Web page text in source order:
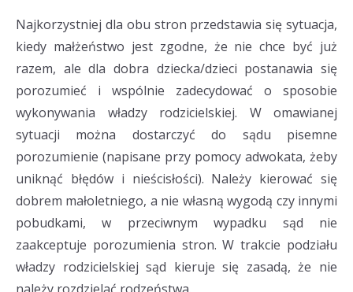
Najkorzystniej dla obu stron przedstawia się sytuacja,
kiedy małżeństwo jest zgodne, że nie chce być już
razem, ale dla dobra dziecka/dzieci postanawia się
porozumieć i wspólnie zadecydować o sposobie
wykonywania władzy rodzicielskiej. W omawianej
sytuacji można dostarczyć do sądu pisemne
porozumienie (napisane przy pomocy adwokata, żeby
uniknąć błędów i nieścisłości). Należy kierować się
dobrem małoletniego, a nie własną wygodą czy innymi
pobudkami, w przeciwnym wypadku sąd nie
zaakceptuje porozumienia stron. W trakcie podziału
władzy rodzicielskiej sąd kieruje się zasadą, że nie
należy rozdzielać rodzeństwa.